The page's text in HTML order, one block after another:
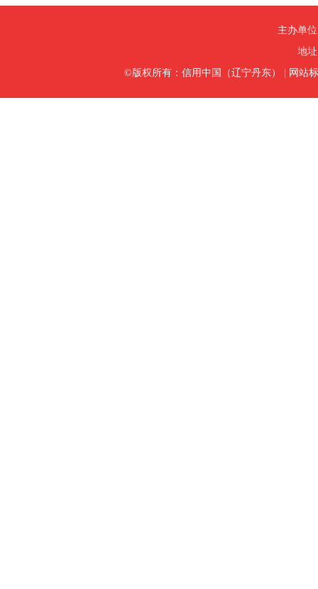
主办单
地
©版权所有：信用中国（辽宁丹东）
网站